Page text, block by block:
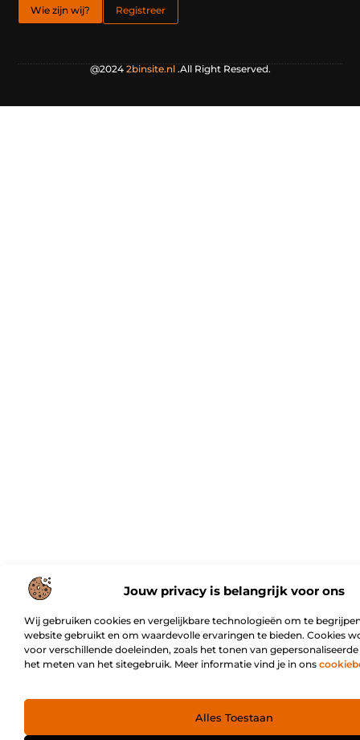
Jouw privacy is belangrijk voor ons
Wij gebruiken cookies en vergelijkbare technologieën om te
website gebruikt en om waardevolle ervaringen te bieden. Cookies
voor verschillende doeleinden, zoals het tonen van
het meten van het sitegebruik. Meer informatie vind je in ons
Alles Toestaan
Wie zijn wij? Registreer
@2024 2binsite.nl.All Right Reserved.